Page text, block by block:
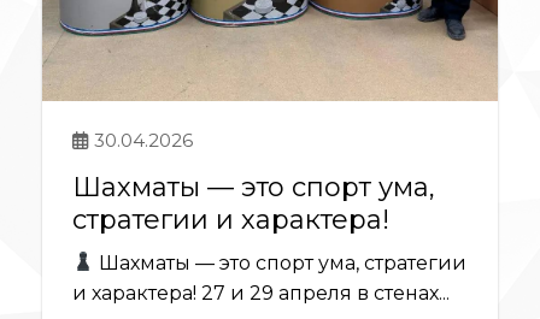
30.04.2026
Шахматы — это спорт ума,
стратегии и характера!
Шахматы — это спорт ума, стратегии
и характера! 27 и 29 апреля в стенах...